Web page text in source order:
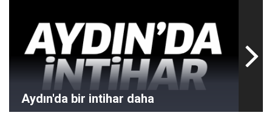
Aydın'da bir intihar daha